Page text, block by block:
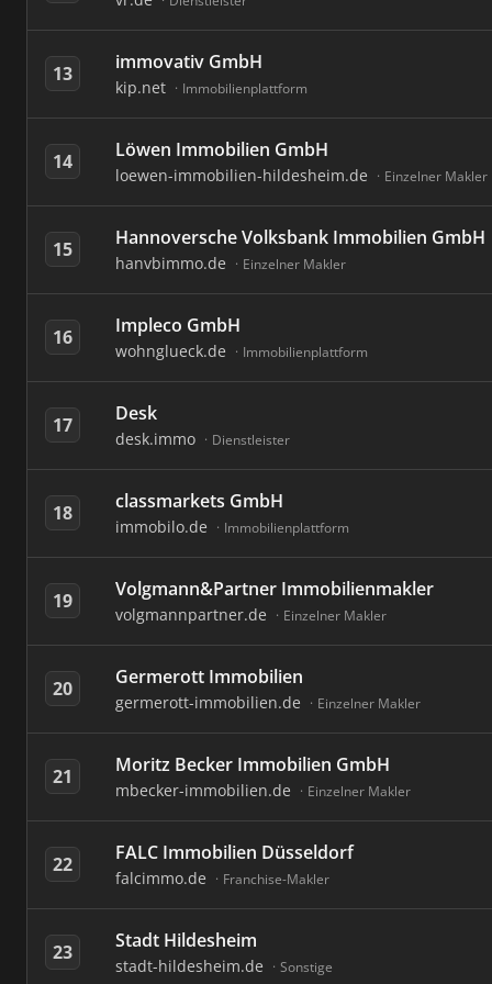
13 immovativ GmbH
kip.net Immobilienplattform
14 Löwen Immobilien GmbH
loewen-immobilien-hildesheim.de Einzelner Makler
15 Hannoversche Volksbank Immobilien GmbH
hanvbimmo.de Einzelner Makler
16 Impleco GmbH
wohnglueck.de Immobilienplattform
17 Desk
desk.immo Dienstleister
18 classmarkets GmbH
immobilo.de Immobilienplattform
19 Volgmann&Partner Immobilienmakler
volgmannpartner.de Einzelner Makler
20 Germerott Immobilien
germerott-immobilien.de Einzelner Makler
21 Moritz Becker Immobilien GmbH
mbecker-immobilien.de Einzelner Makler
22 FALC Immobilien Düsseldorf
falcimmo.de Franchise-Makler
23 Stadt Hildesheim
stadt-hildesheim.de Sonstige